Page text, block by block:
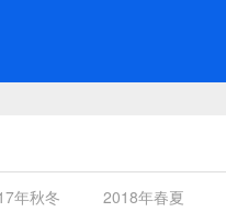
年秋冬 2018年春夏